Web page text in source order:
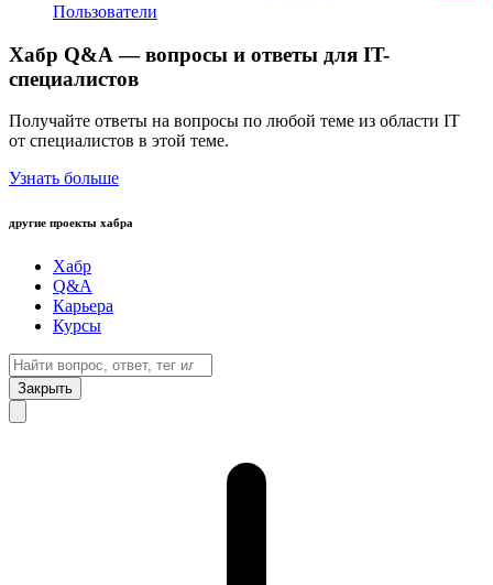
Пользователи
Хабр Q&A — вопросы и ответы для IT-
специалистов
Получайте ответы на вопросы по любой теме из области IT
от специалистов в этой теме.
Узнать больше
другие проекты хабра
Хабр
Q&A
Карьера
Курсы
Закрыть